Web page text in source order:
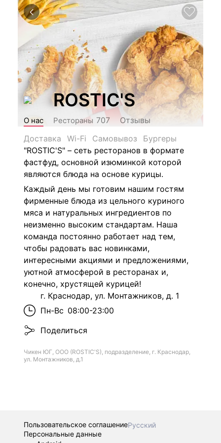
ROSTIC'S
О нас Рестораны 707
Отзывы
Доставка
Wi-Fi Самовывоз
Бургеры
"ROSTIC'S" – сеть ресторанов в формате
фастфуд, основной изюминкой которой
являются блюда на основе курицы.
Каждый день мы готовим нашим гостям
фирменные блюда из цельного куриного
мяса и натуральных ингредиентов по
неизменно высоким стандартам. Наша
команда постоянно работает над тем,
чтобы радовать вас новинками,
интересными акциями и предложениями,
уютной атмосферой в ресторанах и,
конечно, хрустящей курицей!
г. Краснодар, ул. Монтажников, д. 1
Пн-Вс 08:00-23:00
Поделиться
Чикен ЮГ, ООО (ROSTIC'S), подразделение, г. Краснодар,
ул. Монтажников, д.1
Пользовательское соглашениеРусский
Персональные данные